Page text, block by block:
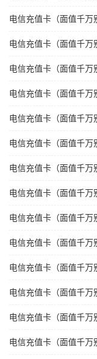
电信充值卡（面值千
电信充值卡（面值千万
电信充值卡（面值千万
电信充值卡（面值千万
电信充值卡（面值千
电信充值卡（面值千
电信充值卡（面值千
电信充值卡（面值千万
电信充值卡（面值千
电信充值卡（面值千万
电信充值卡（面值千
电信充值卡（面值千
电信充值卡（面值千
电信充值卡（面值千